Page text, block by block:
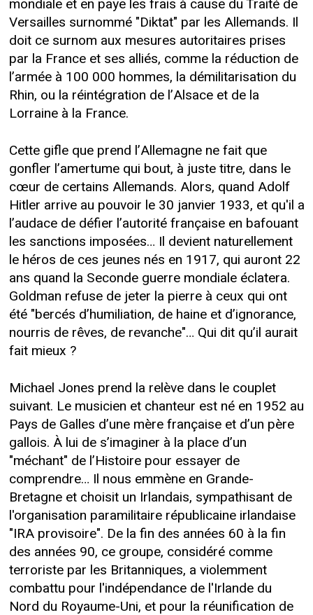
mondiale et en paye les frais à cause du Traité de
Versailles surnommé "Diktat" par les Allemands. Il
doit ce surnom aux mesures autoritaires prises
par la France et ses alliés, comme la réduction de
l’armée à 100 000 hommes, la démilitarisation du
Rhin, ou la réintégration de l’Alsace et de la
Lorraine à la France.
Cette gifle que prend l’Allemagne ne fait que
gonfler l’amertume qui bout, à juste titre, dans le
cœur de certains Allemands. Alors, quand Adolf
Hitler arrive au pouvoir le 30 janvier 1933, et qu'il a
l’audace de défier l’autorité française en bafouant
les sanctions imposées… Il devient naturellement
le héros de ces jeunes nés en 1917, qui auront 22
ans quand la Seconde guerre mondiale éclatera.
Goldman refuse de jeter la pierre à ceux qui ont
été "bercés d’humiliation, de haine et d’ignorance,
nourris de rêves, de revanche"… Qui dit qu’il aurait
fait mieux ?
Michael Jones prend la relève dans le couplet
suivant. Le musicien et chanteur est né en 1952 au
Pays de Galles d’une mère française et d’un père
gallois. À lui de s’imaginer à la place d’un
"méchant" de l’Histoire pour essayer de
comprendre… Il nous emmène en Grande-
Bretagne et choisit un Irlandais, sympathisant de
l'organisation paramilitaire républicaine irlandaise
"IRA provisoire". De la fin des années 60 à la fin
des années 90, ce groupe, considéré comme
terroriste par les Britanniques, a violemment
combattu pour l'indépendance de l'Irlande du
Nord du Royaume-Uni, et pour la réunification de